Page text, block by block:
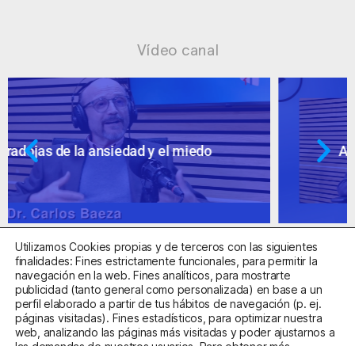
Vídeo canal
Ansiedad: supuestos cuestionables
Centro Sanitario Autorizado con el código E08737002
Utilizamos Cookies propias y de terceros con las siguientes
finalidades: Fines estrictamente funcionales, para permitir la
navegación en la web. Fines analíticos, para mostrarte
publicidad (tanto general como personalizada) en base a un
perfil elaborado a partir de tus hábitos de navegación (p. ej.
páginas visitadas). Fines estadísticos, para optimizar nuestra
web, analizando las páginas más visitadas y poder ajustarnos a